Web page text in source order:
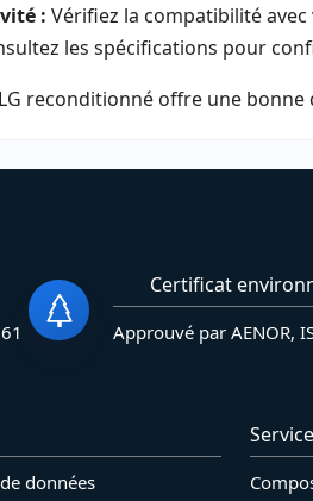
: Vérifiez la compatibilité
les spécifications pour
reconditionné offre une
Certificat
Approuvé par AENOR,
données